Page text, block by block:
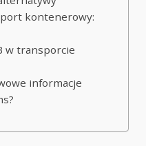
kontenerowy:
w transporcie
informacje